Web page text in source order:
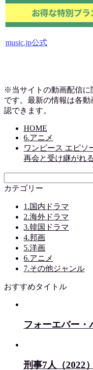
music.jp公式
※当サイトの動画配信に
です。最新の情報は各
認できます。
HOME
6.アニメ
ワンピース エピソ
再会と受け継がれ
カテゴリー
1.国内ドラマ
2.海外ドラマ
3.韓国ドラマ
4.邦画
5.洋画
6.アニメ
7.その他ジャンル
おすすめタイトル
フォーエバー・
刑事7人（2022